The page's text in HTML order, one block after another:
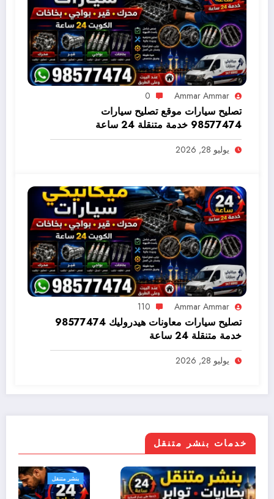
Ammar Ammar
0
تصليح سيارات موقع تصليح سيارات
98577474 خدمة متنقلة 24 ساعة
يوليو 28, 2026
Ammar Ammar
110
تصليح سيارات معاونات هيدروليك 98577474
خدمة متنقلة 24 ساعة
يوليو 28, 2026
خدمات بنشر متنقل
بنشر متنقل